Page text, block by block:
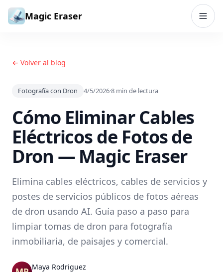
Saltar al contenido
Magic Eraser
← Volver al blog
Fotografía con Dron 4/5/2026·8 min de lectura
Cómo Eliminar Cables
Eléctricos de Fotos de
Dron — Magic Eraser
Elimina cables eléctricos, cables de servicios y
postes de servicios públicos de fotos aéreas
de dron usando AI. Guía paso a paso para
limpiar tomas de dron para fotografía
inmobiliaria, de paisajes y comercial.
Maya Rodriguez